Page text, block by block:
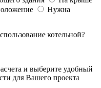
Нужна
котельной?
и выберите удобный
для Вашего проекта